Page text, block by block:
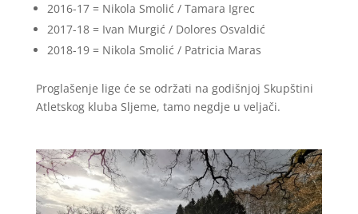
2016-17 = Nikola Smolić / Tamara Igrec
2017-18 = Ivan Murgić / Dolores Osvaldić
2018-19 = Nikola Smolić / Patricia Maras
Proglašenje lige će se održati na godišnjoj Skupštini
Atletskog kluba Sljeme, tamo negdje u veljači.